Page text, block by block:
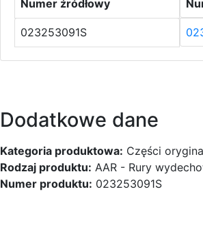
Numer źródłowy
023253091S
Dodatkowe dane
Kategoria produktowa: Części
Rodzaj produktu: AAR - Rury
Numer produktu: 023253091S